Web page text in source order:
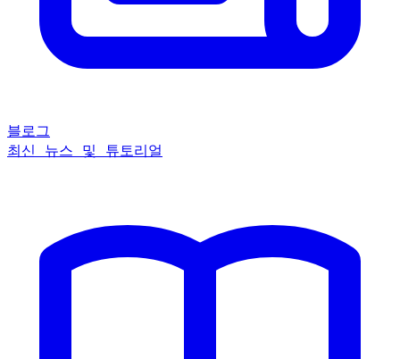
블로그
최신 뉴스 및 튜토리얼